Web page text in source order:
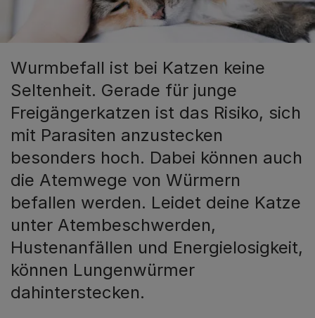
Wurmbefall ist bei Katzen keine
Seltenheit. Gerade für junge
Freigängerkatzen ist das Risiko, sich
mit Parasiten anzustecken
besonders hoch. Dabei können auch
die Atemwege von Würmern
befallen werden. Leidet deine Katze
unter Atembeschwerden,
Hustenanfällen und Energielosigkeit,
können Lungenwürmer
dahinterstecken.